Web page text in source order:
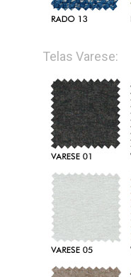
Telas Varese: